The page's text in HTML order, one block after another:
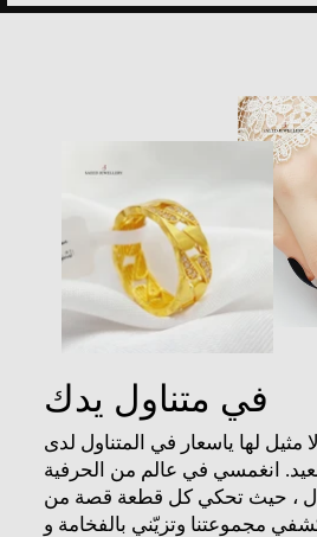
في متناول يدك
مثيل لها ياسعار في المتناول لدى
انغمسي في عالم من الحرفية
، حيث تحكي كل قطعة قصة من
مجموعتنا وتزيّني بالفخامة و